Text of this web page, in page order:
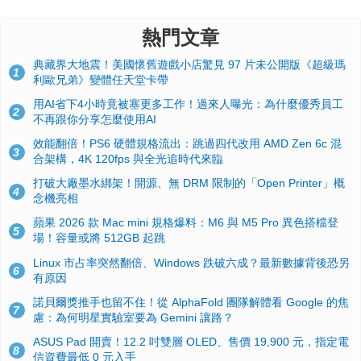
熱門文章
1
典藏界大地震！美國懷舊遊戲小店驚見 97 片未公開版《超級瑪
利歐兄弟》變體任天堂卡帶
2
用AI省下4小時竟被塞更多工作！過來人曝光：為什麼優秀員工
不再跟你分享怎麼使用AI
3
效能翻倍！PS6 硬體規格流出：跳過四代改用 AMD Zen 6c 混
合架構，4K 120fps 與全光追時代來臨
4
打破大廠墨水綁架！開源、無 DRM 限制的「Open Printer」概
念機亮相
5
蘋果 2026 款 Mac mini 規格爆料：M6 與 M5 Pro 異色搭檔登
場！容量或將 512GB 起跳
6
Linux 市占率突然翻倍、Windows 跌破六成？最新數據背後恐另
有原因
7
諾貝爾獎推手也留不住！從 AlphaFold 團隊解體看 Google 的焦
慮：為何明星實驗室要為 Gemini 讓路？
8
ASUS Pad 開賣！12.2 吋雙層 OLED、售價 19,900 元，指定電
信資費最低 0 元入手